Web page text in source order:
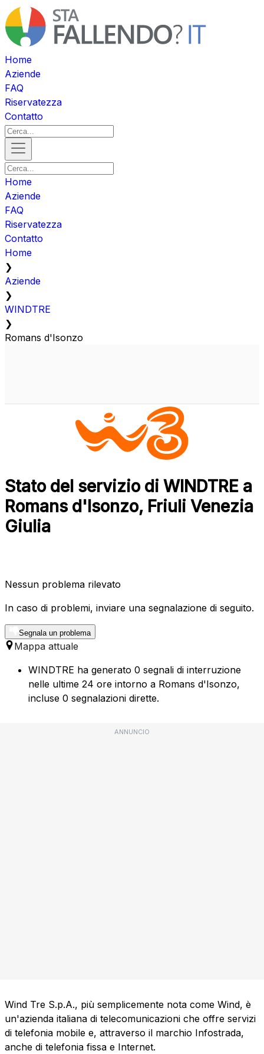
Home
Aziende
FAQ
Riservatezza
Contatto
Home
Aziende
FAQ
Riservatezza
Contatto
Home
❯
Aziende
❯
WINDTRE
❯
Romans d'Isonzo
Stato del servizio di WINDTRE a
Romans d'Isonzo, Friuli Venezia
Giulia
Nessun problema rilevato
In caso di problemi, inviare una segnalazione di seguito.
Segnala un problema
Mappa attuale
WINDTRE ha generato 0 segnali di interruzione
nelle ultime 24 ore intorno a Romans d'Isonzo,
incluse 0 segnalazioni dirette.
ANNUNCIO
Wind Tre S.p.A., più semplicemente nota come Wind, è
un'azienda italiana di telecomunicazioni che offre servizi
di telefonia mobile e, attraverso il marchio Infostrada,
anche di telefonia fissa e Internet.